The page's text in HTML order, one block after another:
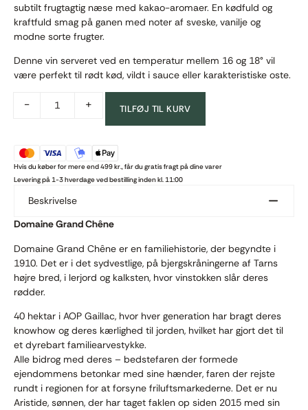
subtilt frugtagtig næse med kakao-aromaer. En kødfuld og
kraftfuld smag på ganen med noter af sveske, vanilje og
modne sorte frugter.
Denne vin serveret ved en temperatur mellem 16 og 18° vil
være perfekt til rødt kød, vildt i sauce eller karakteristiske oste.
- + TILFØJ TIL KURV
Hvis du køber for mere end 499 kr., får du gratis fragt på dine varer
Levering på 1-3 hverdage ved bestilling inden kl. 11:00
Beskrivelse
Domaine Grand Chêne
Domaine Grand Chêne er en familiehistorie, der begyndte i
1910. Det er i det sydvestlige, på bjergskråningerne af Tarns
højre bred, i lerjord og kalksten, hvor vinstokken slår deres
rødder.
40 hektar i AOP Gaillac, hvor hver generation har bragt deres
knowhow og deres kærlighed til jorden, hvilket har gjort det til
et dyrebart familiearvestykke.
Alle bidrog med deres – bedstefaren der formede
ejendommens betonkar med sine hænder, faren der rejste
rundt i regionen for at forsyne friluftsmarkederne. Det er nu
Aristide, sønnen, der har taget faklen op siden 2015 med sin